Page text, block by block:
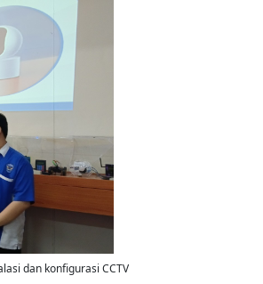
dan konfigurasi CCTV